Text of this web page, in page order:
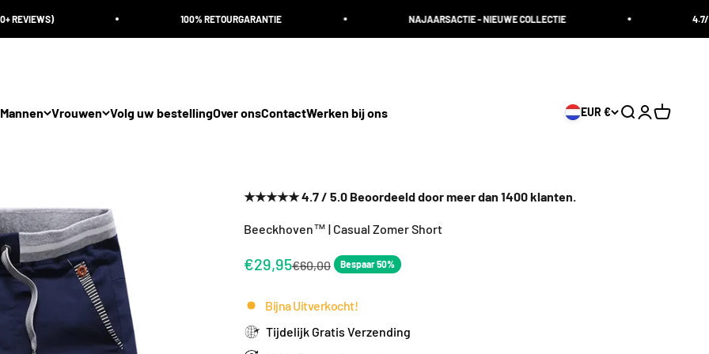
100% RETOURGARANTIE NAJAARSACTIE - NIEUWE COLLECTIE 4.7/5
Mannen Vrouwen Volg uw bestellingOver onsContactWerken bij ons EUR € Zoeken openen
★★★★★ 4.7 / 5.0 Beoordeeld door meer dan 1400 klanten.
Beeckhoven™ | Casual Zomer Short
Aanbiedingsprijs
€29,95Normale prijs
€60,00 Bespaar 50%
Bijna Uitverkocht!
Tijdelijk Gratis Verzending